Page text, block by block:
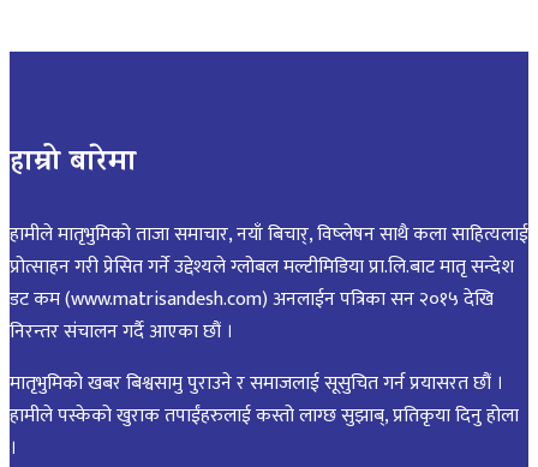
हाम्रो बारेमा
हामीले मातृभुमिको ताजा समाचार, नयाँ बिचार्, विष्लेषन साथै कला साहित्यलाई
प्रोत्साहन गरी प्रेसित गर्ने उद्देश्यले ग्लोबल मल्टीमिडिया प्रा.लि.बाट मातृ सन्देश
डट कम (www.matrisandesh.com) अनलाईन पत्रिका सन २०१५ देखि
निरन्तर संचालन गर्दै आएका छौं ।
मातृभुमिको खबर बिश्वसामु पुराउने र समाजलाई सूसुचित गर्न प्रयासरत छौं ।
हामीले पस्केको खुराक तपाईंहरुलाई कस्तो लाग्छ सुझाब्, प्रतिकृया दिनु होला
।